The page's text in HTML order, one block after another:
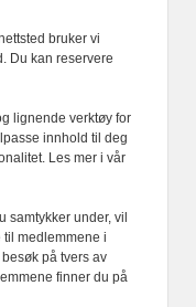
vår.
det fulle
med eller
bruker vi
Du kan reservere
lignende verktøy for
innhold til deg
Les mer i vår
samtykker under, vil
medlemmene i
på tvers av
finner du på